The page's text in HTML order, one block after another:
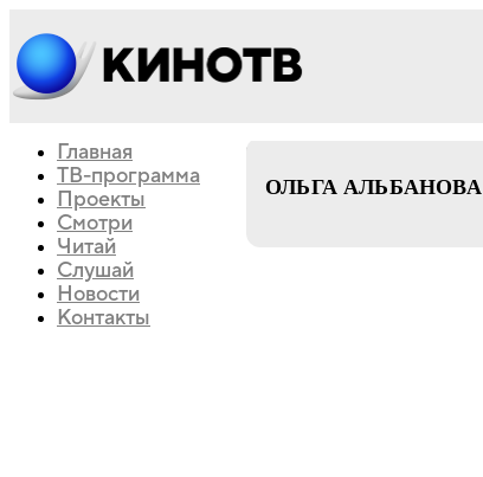
Главная
ТВ-программа
Проекты
Смотри
Читай
Слушай
Новости
Контакты
ОЛЬГА АЛЬБАНОВА